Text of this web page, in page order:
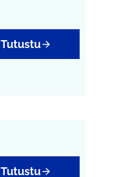
Tutustu
Tutustu